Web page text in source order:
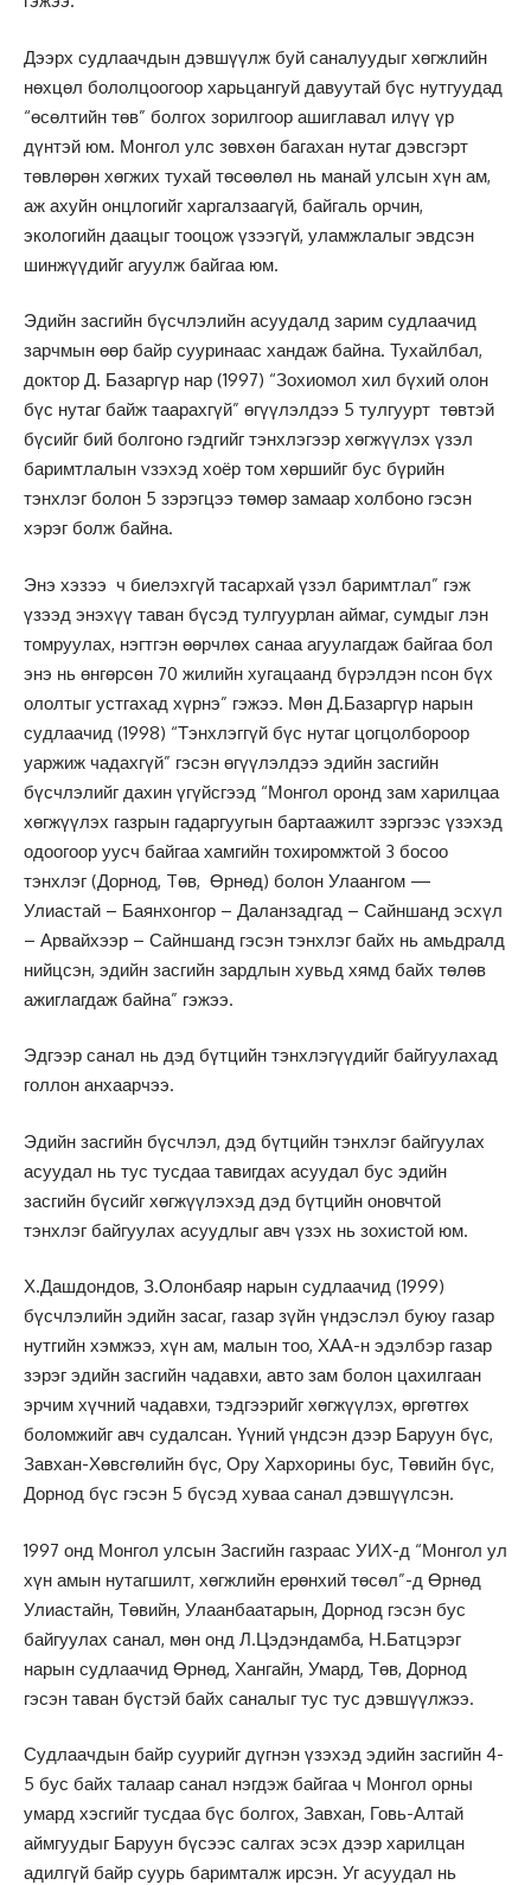
Дээрх судлаачдын дэвшүүлж буй саналуудыг хөгжлийн
нөхцөл бололцоогоор харьцангуй давуутай бүс нутгуудад
“өсөлтийн төв” болгох зорилгоор ашиглавал илүү үр
дүнтэй юм. Монгол улс зөвхөн багахан нутаг дэвсгэрт
төвлөрөн хөгжих тухай төсөөлөл нь манай улсын хүн ам,
аж ахуйн онцлогийг харгалзаагүй, байгаль орчин,
экологийн даацыг тооцож үзээгүй, уламжлалыг эвдсэн
шинжүүдийг агуулж байгаа юм.
Эдийн засгийн бүсчлэлийн асуудалд зарим судлаачид
зарчмын өөр байр сууринаас хандаж байна. Тухайлбал,
доктор Д. Базаргүр нар (1997) “Зохиомол хил бүхий олон
бүс нутаг байж таарахгүй” өгүүлэлдээ 5 тулгуурт төвтэй
бүсийг бий болгоно гэдгийг тэнхлэгээр хөгжүүлэх үзэл
баримтлалын vзэхэд хоёр том хөршийг бус бүрийн
тэнхлэг болон 5 зэрэгцээ төмөр замаар холбоно гэсэн
хэрэг болж байна.
Энэ хэзээ ч биелэхгүй тасархай үзэл баримтлал” гэж
үзээд энэхүү таван бүсэд тулгуурлан аймаг, сумдыг лэн
томруулах, нэгтгэн өөрчлөх санаа агуулагдаж байгаа бол
энэ нь өнгөрсөн 70 жилийн хугацаанд бүрэлдэн nсон бүх
ололтыг устгахад хүрнэ” гэжээ. Мөн Д.Базаргүр нарын
судлаачид (1998) “Тэнхлэггүй бүс нутаг цогцолбороор
уаржиж чадахгүй” гэсэн өгүүлэлдээ эдийн засгийн
бүсчлэлийг дахин үгүйсгээд “Монгол оронд зам харилцаа
хөгжүүлэх газрын гадаргуугын бартаажилт зэргээс үзэхэд
одоогоор уусч байгаа хамгийн тохиромжтой 3 босоо
тэнхлэг (Дорнод, Tөв, Өрнөд) болон Улаангом —
Улиастай – Баянхонгор – Даланзадгад – Сайншанд эсхүл
– Арвайхээр – Сайншанд гэсэн тэнхлэг байх нь амьдралд
нийцсэн, эдийн засгийн зардлын хувьд хямд байх төлөв
ажиглагдаж байна” гэжээ.
Эдгээр санал нь дэд бүтцийн тэнхлэгүүдийг байгуулахад
голлон анхаарчээ.
Эдийн засгийн бүсчлэл, дэд бүтцийн тэнхлэг байгуулах
асуудал нь тус тусдаа тавигдах асуудал бус эдийн
засгийн бүсийг хөгжүүлэхэд дэд бүтцийн оновчтой
тэнхлэг байгуулах асуудлыг авч үзэх нь зохистой юм.
Х.Дашдондов, З.Олонбаяр нарын судлаачид (1999)
бүсчлэлийн эдийн засаг, газар зүйн үндэслэл буюу газар
нутгийн хэмжээ, хүн ам, малын тоо, ХАА-н эдэлбэр газар
зэрэг эдийн засгийн чадавхи, авто зам болон цахилгаан
эрчим хүчний чадавхи, тэдгээрийг хөгжүүлэх, өргөтгөх
боломжийг авч судалсан. Үүний үндсэн дээр Баруун бүс,
Завхан-Хөвсгөлийн бүс, Ору Хархорины бус, Төвийн бүс,
Дорнод бүс гэсэн 5 бүсэд хуваа санал дэвшүүлсэн.
1997 онд Монгол улсын Засгийн газраас УИХ-д “Монгол ул
хүн амын нутагшилт, хөгжлийн ерөнхий төсөл”-д Өрнөд
Улиастайн, Төвийн, Улаанбаатарын, Дорнод гэсэн бус
байгуулах санал, мөн онд Л.Цэдэндамба, Н.Батцэрэг
нарын судлаачид Өрнөд, Хангайн, Умард, Төв, Дорнод
гэсэн таван бүстэй байх саналыг тус тус дэвшүүлжээ.
Судлаачдын байр суурийг дүгнэн үзэхэд эдийн засгийн 4-
5 бус байх талаар санал нэгдэж байгаа ч Монгол орны
умард хэсгийг тусдаа бүс болгох, Завхан, Говь-Алтай
аймгуудыг Баруун бүсээс салгах эсэх дээр харилцан
адилгүй байр суурь баримталж ирсэн. Уг асуудал нь